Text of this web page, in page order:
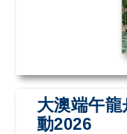
大澳端午
動2026